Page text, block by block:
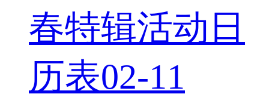
春特辑活动日
历表02-11